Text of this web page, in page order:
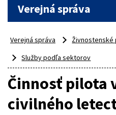
Verejná správa
Verejná správa
Živnostenské
Služby podľa sektorov
Činnosť pilota
civilného